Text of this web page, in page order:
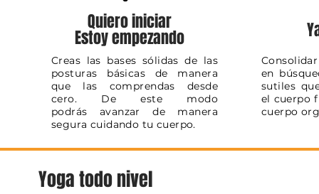
Quiero iniciar
Estoy empezando
Creas las bases sólidas de las
posturas básicas de manera
que las comprendas desde
cero. De este modo
podrás avanzar de manera
segura cuidando tu cuerpo.
en
sutiles
el cuerpo
cuerpo
Yoga todo nivel